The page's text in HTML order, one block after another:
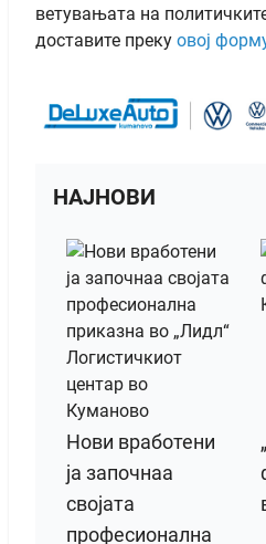
ветувањата на
доставите преку овој
НАЈНОВИ
Нови вработени
ја започнаа
својата
професионална